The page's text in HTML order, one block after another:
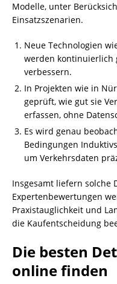
Modelle, unter
Einsatzszenarien.
Neue Technologien
werden kontinuierlich
verbessern.
In Projekten wie in
geprüft, wie gut sie
erfassen, ohne
Es wird genau
Bedingungen
um Verkehrsdaten
Insgesamt liefern solche
Expertenbewertungen
Praxistauglichkeit und
die Kaufentscheidung
Die besten
online finden